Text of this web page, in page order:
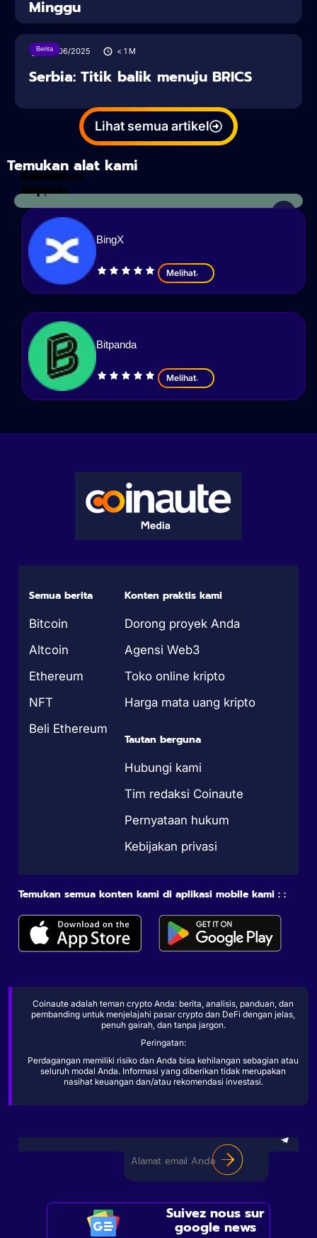
Minggu
Berita
28/06/2025 < 1 M
Serbia: Titik balik menuju BRICS
Lihat semua artikel
Temukan alat kami
Calculateur
d'impots
Analisis
Kripto
BingX
Melihat
Bitpanda
Melihat
Semua berita
Bitcoin
Altcoin
Ethereum
NFT
Beli Ethereum
Konten praktis kami
Dorong proyek Anda
Agensi Web3
Toko online kripto
Harga mata uang kripto
Tautan berguna
Hubungi kami
Tim redaksi Coinaute
Pernyataan hukum
Kebijakan privasi
Temukan semua konten kami di aplikasi mobile kami : :
Coinaute adalah teman crypto Anda: berita, analisis, panduan, dan
pembanding untuk menjelajahi pasar crypto dan DeFi dengan jelas,
penuh gairah, dan tanpa jargon.
Peringatan:
Perdagangan memiliki risiko dan Anda bisa kehilangan sebagian atau
seluruh modal Anda. Informasi yang diberikan tidak merupakan
nasihat keuangan dan/atau rekomendasi investasi.
Suivez nous sur
google news